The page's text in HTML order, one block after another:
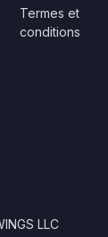
Termes et
conditions
LLC